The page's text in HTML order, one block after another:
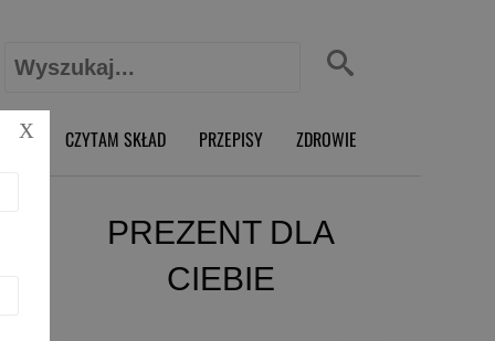
Szukaj:
RD CZYTAM SKŁAD PRZEPISY ZDROWIE
PREZENT DLA
CIEBIE
X